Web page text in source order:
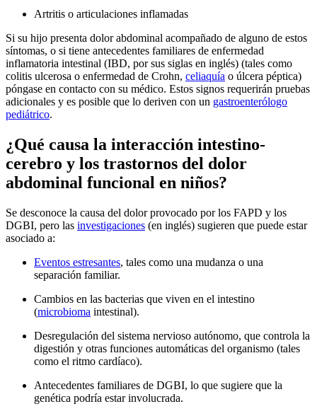
Artritis o articulaciones inflamadas
Si su hijo presenta dolor abdominal acompañado de alguno de estos
síntomas, o si tiene antecedentes familiares de enfermedad
inflamatoria intestinal (IBD, por sus siglas en inglés) (tales como
colitis ulcerosa o enfermedad de Crohn, celiaquía o úlcera péptica)
póngase en contacto con su médico. Estos signos requerirán pruebas
adicionales y es posible que lo deriven con un gastroenterólogo
pediátrico.
¿Qué causa la interacción intestino-
cerebro y los trastornos del dolor
abdominal funcional en niños?
Se desconoce la causa del dolor provocado por los FAPD y los
DGBI, pero las investigaciones (en inglés) sugieren que puede estar
asociado a:
Eventos estresantes, tales como una mudanza o una
separación familiar.
Cambios en las bacterias que viven en el intestino
(microbioma intestinal).
Desregulación del sistema nervioso autónomo, que controla la
digestión y otras funciones automáticas del organismo (tales
como el ritmo cardíaco).
Antecedentes familiares de DGBI, lo que sugiere que la
genética podría estar involucrada.